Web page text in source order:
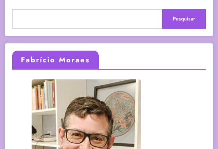
Pesquisar
Fabrício Moraes